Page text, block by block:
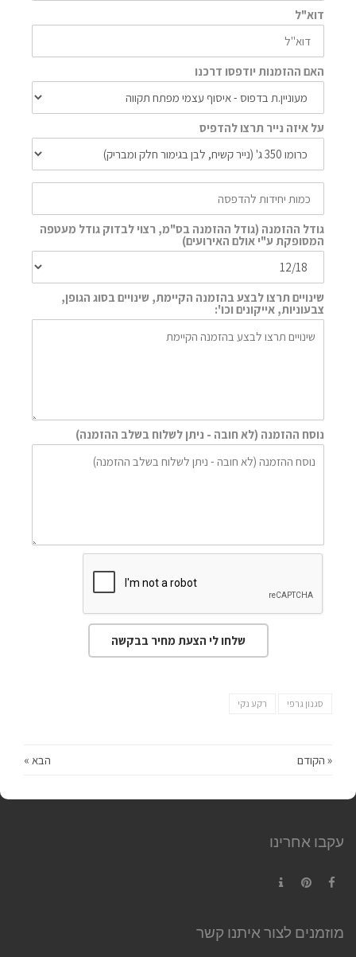
דוא"ל
האם ההזמנות יודפסו דרכנו
על איזה נייר תרצו להדפיס
גודל ההזמנה (גודל ההזמנה בס"מ, רצוי לבדוק גודל מעטפה
המסופקת ע"י אולם האירועים)
שינויים תרצו לבצע בהזמנה הקיימת, שינויים בסוג הגופן,
צבעוניות, אייקונים וכו':
נוסח ההזמנה (לא חובה - ניתן לשלוח בשלב ההזמנה)
שלחו לי הצעת מחיר בבקשה
סגנון גרפי רקע נקי
« הקודם הבא »
עקבו אחרינו
מוזמנים לצור איתנו קשר